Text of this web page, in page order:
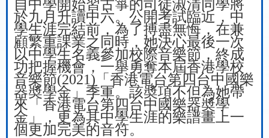
自中學開始習古箏的司徒淑清同學將
於九月升讀中六。公開考試臨近，中
學生涯完結前，為了搏盡無悔，在兼
顧繁重課業之同時，她決心最後一次
以中學生名義參加校際音樂節，終成
功把握機會，一舉勇奪本屆香港學校
音樂節(2021) 「香港電台第四台中國樂
器奬學金」季軍。該奬項不但為她帶
來 「香港電台第四台中國樂器奬學
金」，更為其中學生涯的樂譜畫上一
個更加完美的音符。